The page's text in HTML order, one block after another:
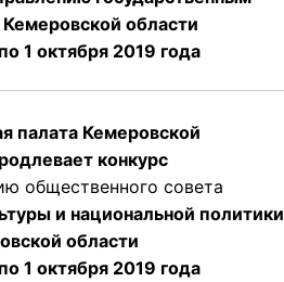
области
1 октября 2019 года
палата Кемеровской
конкурс
общественного совета
и национальной политики
области
1 октября 2019 года